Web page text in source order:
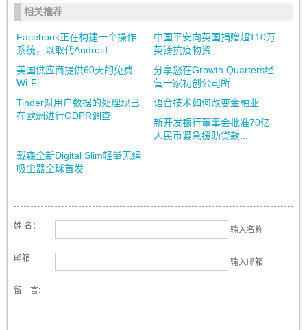
相关推荐
Facebook正在构建一个操作
系统，以取代Android
中国平安向英国捐赠超110万
英镑抗疫物资
美国供应商提供60天的免费
Wi-Fi
分享您在Growth Quarters经
营一家初创公司所...
Tinder对用户数据的处理现已
在欧洲进行GDPR调查
语音技术如何改变金融业
新开发银行董事会批准70亿
人民币紧急援助贷款...
戴森全新Digital Slim轻量无绳
吸尘器全球首发
姓 名： 输入名称
邮箱 输入邮箱
留 言: